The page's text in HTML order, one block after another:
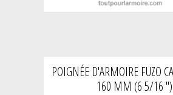
POIGNÉE D'ARMOIRE FUZO
160 MM (6 5/16 ")